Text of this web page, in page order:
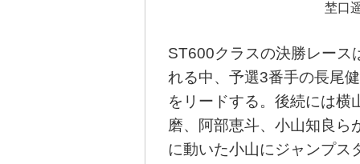
埜口
ST600クラスの決勝レース
れる中、予選3番手の長尾
をリードする。後続には横
磨、阿部恵斗、小山知良ら
に動いた小山にジャンプス